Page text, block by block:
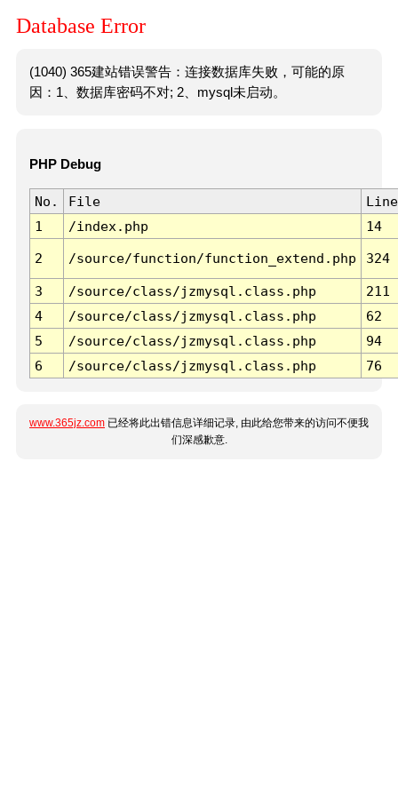
Database Error
(1040) 365建站错误警告：连接数据库失败，可能的原
因：1、数据库密码不对; 2、mysql未启动。
PHP Debug
No. File
Line
1
/index.php 14
2 /source/function/function_extend.php 324
3 /source/class/jzmysql.class.php
211
4
/source/class/jzmysql.class.php
62
5
/source/class/jzmysql.class.php
94
6
/source/class/jzmysql.class.php 76
www.365jz.com 已经将此出错信息详细记录, 由此给您带来的访问不便我
们深感歉意.